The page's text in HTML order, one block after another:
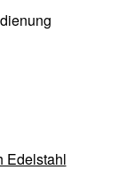
Edelstahl